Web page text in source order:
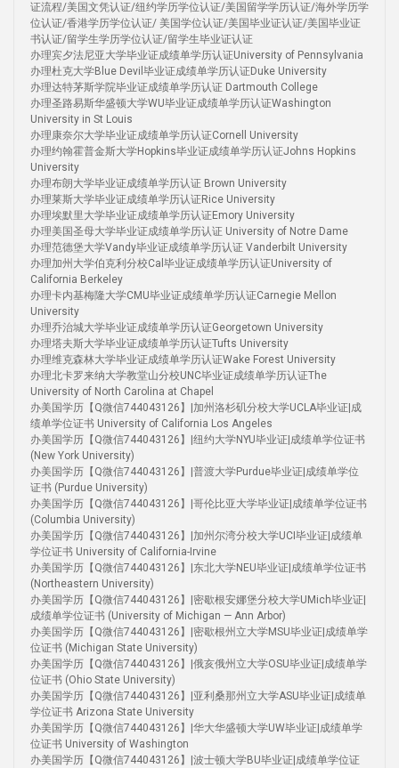
证流程/美国文凭认证/纽约学历学位认证/美国留学学历认证/海外学历学
位认证/香港学历学位认证/ 美国学位认证/美国毕业证认证/美国毕业证
书认证/留学生学历学位认证/留学生毕业证认证
办理宾夕法尼亚大学毕业证成绩单学历认证University of Pennsylvania
办理杜克大学Blue Devil毕业证成绩单学历认证Duke University
办理达特茅斯学院毕业证成绩单学历认证 Dartmouth College
办理圣路易斯华盛顿大学WU毕业证成绩单学历认证Washington
University in St Louis
办理康奈尔大学毕业证成绩单学历认证Cornell University
办理约翰霍普金斯大学Hopkins毕业证成绩单学历认证Johns Hopkins
University
办理布朗大学毕业证成绩单学历认证 Brown University
办理莱斯大学毕业证成绩单学历认证Rice University
办理埃默里大学毕业证成绩单学历认证Emory University
办理美国圣母大学毕业证成绩单学历认证 University of Notre Dame
办理范德堡大学Vandy毕业证成绩单学历认证 Vanderbilt University
办理加州大学伯克利分校Cal毕业证成绩单学历认证University of
California Berkeley
办理卡内基梅隆大学CMU毕业证成绩单学历认证Carnegie Mellon
University
办理乔治城大学毕业证成绩单学历认证Georgetown University
办理塔夫斯大学毕业证成绩单学历认证Tufts University
办理维克森林大学毕业证成绩单学历认证Wake Forest University
办理北卡罗来纳大学教堂山分校UNC毕业证成绩单学历认证The
University of North Carolina at Chapel
办美国学历【Q微信744043126】|加州洛杉矶分校大学UCLA毕业证|成
绩单学位证书 University of California Los Angeles
办美国学历【Q微信744043126】|纽约大学NYU毕业证|成绩单学位证书
(New York University)
办美国学历【Q微信744043126】|普渡大学Purdue毕业证|成绩单学位
证书 (Purdue University)
办美国学历【Q微信744043126】|哥伦比亚大学毕业证|成绩单学位证书
(Columbia University)
办美国学历【Q微信744043126】|加州尔湾分校大学UCI毕业证|成绩单
学位证书 University of California-Irvine
办美国学历【Q微信744043126】|东北大学NEU毕业证|成绩单学位证书
(Northeastern University)
办美国学历【Q微信744043126】|密歇根安娜堡分校大学UMich毕业证|
成绩单学位证书 (University of Michigan — Ann Arbor)
办美国学历【Q微信744043126】|密歇根州立大学MSU毕业证|成绩单学
位证书 (Michigan State University)
办美国学历【Q微信744043126】|俄亥俄州立大学OSU毕业证|成绩单学
位证书 (Ohio State University)
办美国学历【Q微信744043126】|亚利桑那州立大学ASU毕业证|成绩单
学位证书 Arizona State University
办美国学历【Q微信744043126】|华大华盛顿大学UW毕业证|成绩单学
位证书 University of Washington
办美国学历【Q微信744043126】|波士顿大学BU毕业证|成绩单学位证